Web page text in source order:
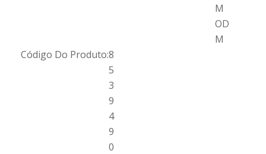
M
OD
M
Código Do Produto:8
5
3
9
4
9
0